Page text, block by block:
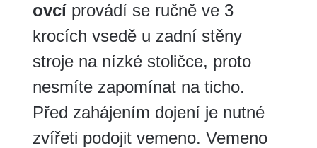
ovcíprovádí se ručně ve 3
krocích vsedě u zadní stěny
stroje na nízké stoličce, proto
nesmíte zapomínat na ticho.
Před zahájením dojení je nutné
zvířeti podojit vemeno. Vemeno